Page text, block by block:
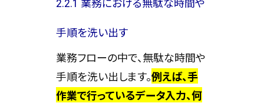
2.2.1 業務における無駄な時間や
手順を洗い出す
業務フローの中で、無駄な時間や
手順を洗い出します。例えば、手
作業で行っているデータ入力、何